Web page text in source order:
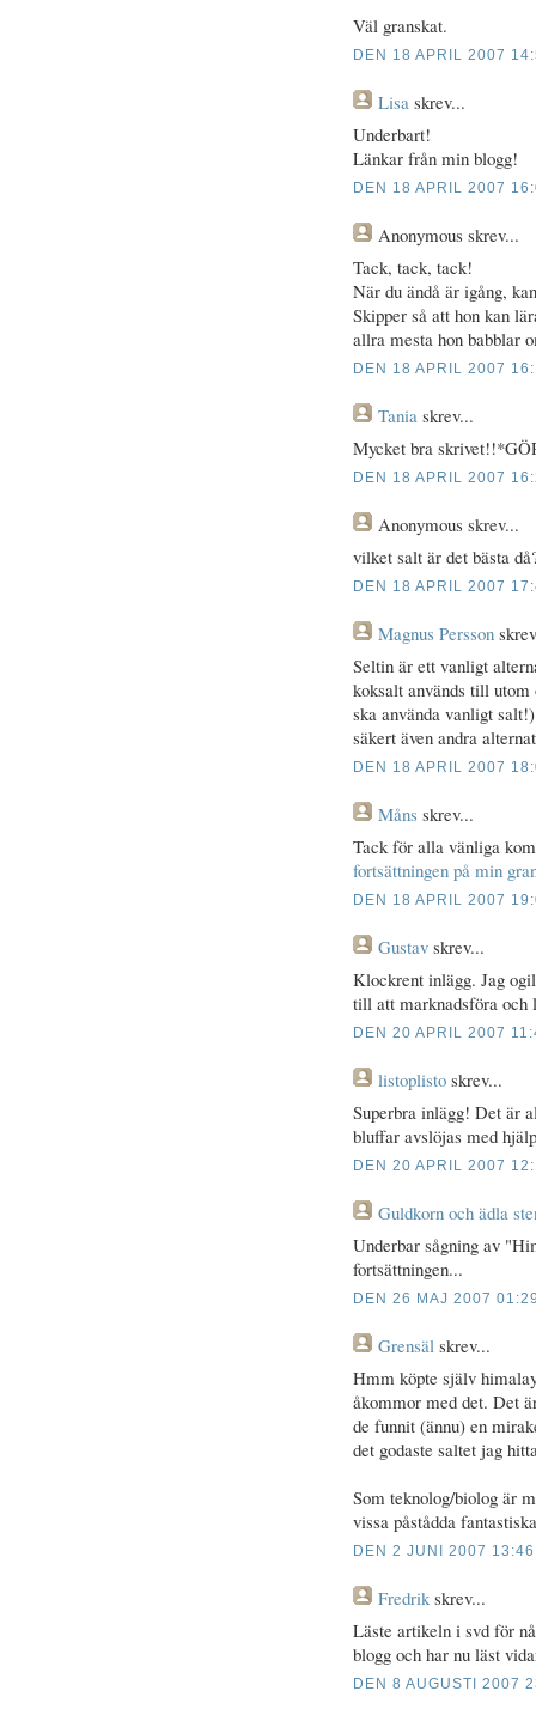
Väl granskat.
DEN 18 APRIL 2007
Lisa skrev...
Underbart!
Länkar från min blogg!
DEN 18 APRIL 2007
Anonymous skrev...
Tack, tack, tack!
När du ändå är igång,
Skipper så att hon kan
allra mesta hon babblar
DEN 18 APRIL 2007
Tania skrev...
Mycket bra
DEN 18 APRIL 2007
Anonymous skrev...
vilket salt är det bästa
DEN 18 APRIL 2007
Magnus Persson
Seltin är ett vanligt
koksalt används till
ska använda vanligt
säkert även andra
DEN 18 APRIL 2007
Måns skrev...
Tack för alla vänliga
fortsättningen på min
DEN 18 APRIL 2007
Gustav skrev...
Klockrent inlägg. Jag
till att marknadsföra och
DEN 20 APRIL 2007
listoplisto skrev...
Superbra inlägg! Det är
bluffar avslöjas med
DEN 20 APRIL 2007
Guldkorn och ädla
Underbar sågning av
fortsättningen...
DEN 26 MAJ 2007
Grensäl skrev...
Hmm köpte själv
åkommor med det. Det
de funnit (ännu) en
det godaste saltet jag
Som teknolog/biolog är
vissa påstådda
DEN 2 JUNI 2007 13:46
Fredrik skrev...
Läste artikeln i svd för
blogg och har nu läst
DEN 8 AUGUSTI 2007